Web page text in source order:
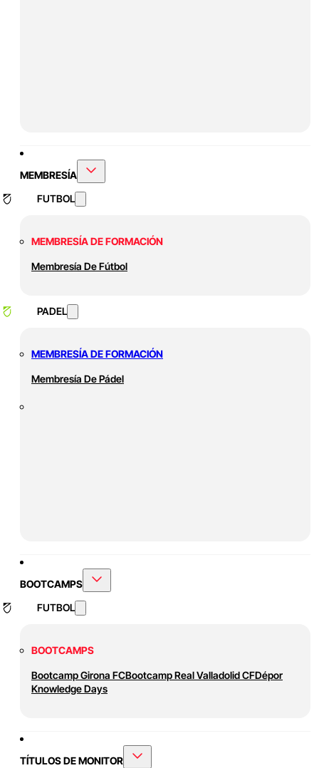
MEMBRESÍA
FUTBOL
MEMBRESÍA DE FORMACIÓN
Membresía De Fútbol
PADEL
MEMBRESÍA DE FORMACIÓN
Membresía De Pádel
BOOTCAMPS
FUTBOL
BOOTCAMPS
Bootcamp Girona FCBootcamp Real Valladolid CFDépor
Knowledge Days
TÍTULOS DE MONITOR